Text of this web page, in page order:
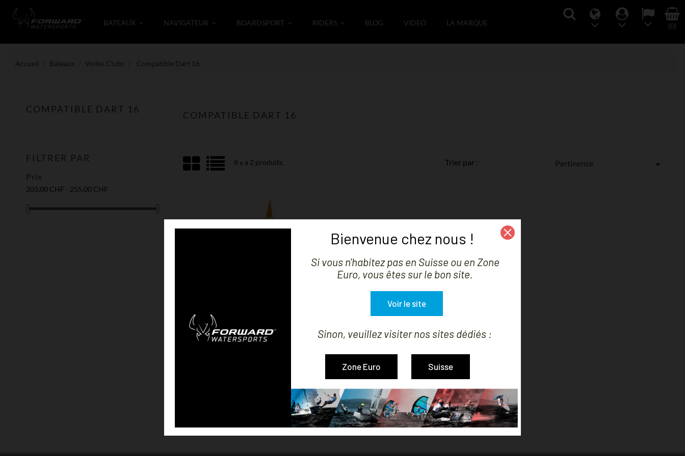
BATEAUX NAVIGATEUR BOARDSPORT RIDERS BLOG VIDEO LA MARQUE (0)
Accueil Bateaux Voiles Clubs Compatible Dart 16
COMPATIBLE DART 16
FILTRER PAR
Prix
203,00 CHF - 255,00 CHF
COMPATIBLE DART 16
Il y a 2 produits. Trier par : Pertinence 
GRAND VOILE COMPATIBLE DART 16
823,31 CHF
Affichage 1-2 de 2 article(s) 1
Bienvenue chez nous !
Sinon, veuillez visiter nos sites dédiés :
Si vous n'habitez pas en Suisse ou en Zone
Euro, vous êtes sur le bon site.
Zone Euro Suisse
Voir le site